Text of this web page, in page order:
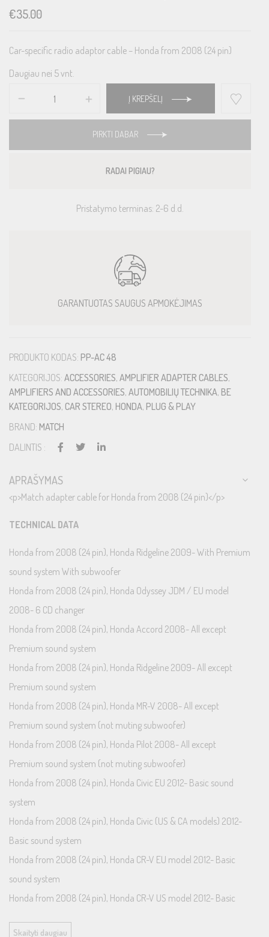
€35.00
Car-specific radio adaptor cable – Honda from 2008 (24 pin)
Daugiau nei 5 vnt.
Į KREPŠELĮ
PIRKTI DABAR
RADAI PIGIAU?
Pristatymo terminas: 2-6 d.d.
GARANTUOTAS SAUGUS APMOKĖJIMAS
PRODUKTO KODAS: PP-AC 48
KATEGORIJOS: ACCESSORIES, AMPLIFIER ADAPTER CABLES,
AMPLIFIERS AND ACCESSORIES, AUTOMOBILIŲ TECHNIKA, BE
KATEGORIJOS, CAR STEREO, HONDA, PLUG & PLAY
BRAND: MATCH
DALINTIS :
APRAŠYMAS
<p>Match adapter cable for Honda from 2008 (24 pin)</p>
TECHNICAL DATA
Honda from 2008 (24 pin), Honda Ridgeline 2009- With Premium
sound system With subwoofer
Honda from 2008 (24 pin), Honda Odyssey JDM / EU model
2008- 6 CD changer
Honda from 2008 (24 pin), Honda Accord 2008- All except
Premium sound system
Honda from 2008 (24 pin), Honda Ridgeline 2009- All except
Premium sound system
Honda from 2008 (24 pin), Honda MR-V 2008- All except
Premium sound system (not muting subwoofer)
Honda from 2008 (24 pin), Honda Pilot 2008- All except
Premium sound system (not muting subwoofer)
Honda from 2008 (24 pin), Honda Civic EU 2012- Basic sound
system
Honda from 2008 (24 pin), Honda Civic (US & CA models) 2012-
Basic sound system
Honda from 2008 (24 pin), Honda CR-V EU model 2012- Basic
sound system
Honda from 2008 (24 pin), Honda CR-V US model 2012- Basic
Skaityti daugiau